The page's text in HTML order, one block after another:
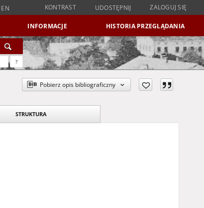
EN KONTRAST UDOSTĘPNIJ ZALOGUJ SIĘ
INFORMACJE HISTORIA PRZEGLĄDANIA
?
Pobierz opis bibliograficzny
STRUKTURA